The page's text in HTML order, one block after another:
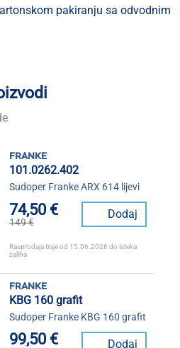
pakiranju sa odvodnim
franke
101.0262.402
Sudoper Franke ARX 614 lijevi
74,50 €
149 €
Dodaj
Rasprodaja traje od 15.06.2026 do isteka
zaliha
franke
KBG 160 grafit
Sudoper Franke KBG 160 grafit
99,50 € Dodaj